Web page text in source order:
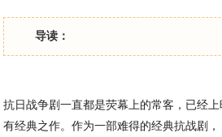
导读：
抗日战争剧一直都是荧幕上的常客，已经
有经典之作。作为一部难得的经典抗战剧